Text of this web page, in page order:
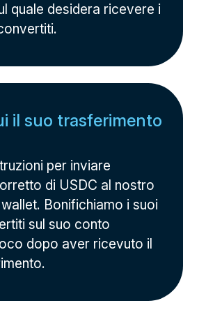
quale desidera ricevere i
il suo trasferimento
per inviare
di USDC al nostro
Bonifichiamo i suoi
sul suo conto
dopo aver ricevuto il